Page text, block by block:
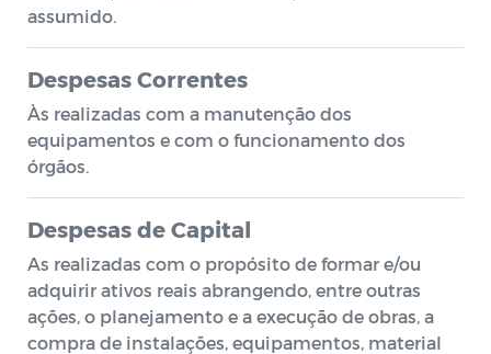
assumido.
Despesas Correntes
Às realizadas com a manutenção dos
equipamentos e com o funcionamento dos
órgãos.
Despesas de Capital
As realizadas com o propósito de formar e/ou
adquirir ativos reais abrangendo, entre outras
ações, o planejamento e a execução de obras, a
compra de instalações, equipamentos, material